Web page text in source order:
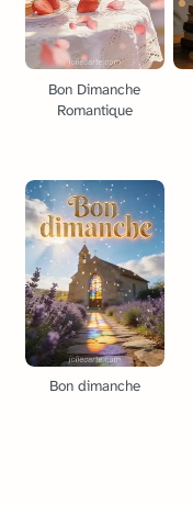
Bon Dimanche
Romantique
Bon dimanche